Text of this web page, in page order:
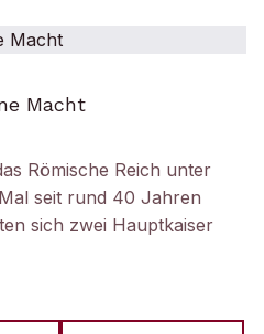
Macht
Römische Reich unter
seit rund 40 Jahren
sich zwei Hauptkaiser